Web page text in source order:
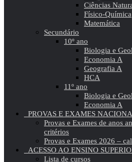
Ciências
Físico-Química
Matemática
Secundário
10º ano
Biologia e
Economia A
Geografia A
HCA
11º ano
Biologia e
Economia A
PROVAS E EXAMES
Provas e Exames de anos
critérios
Provas e Exames 2026 –
ACESSO AO ENSINO
Lista de cursos